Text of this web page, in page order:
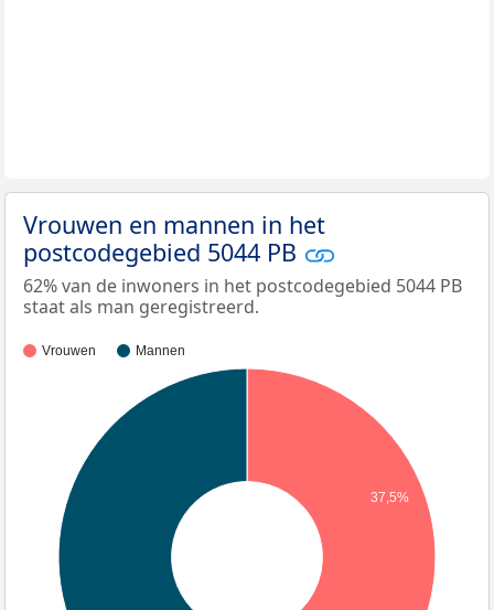
Vrouwen en mannen in het
postcodegebied 5044 PB
62% van de inwoners in het postcodegebied 5044 PB
staat als man geregistreerd.
Vrouwen Mannen
37,5%